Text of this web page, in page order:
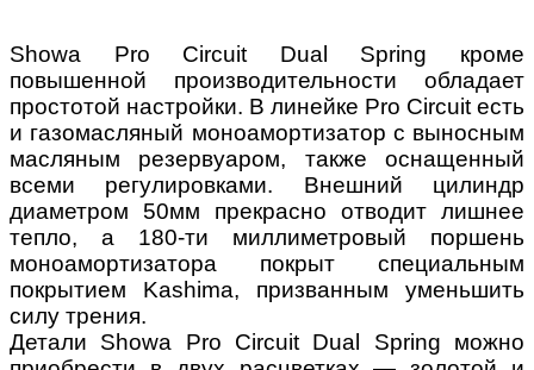
Showa Pro Circuit Dual Spring кроме
повышенной производительности обладает
простотой настройки. В линейке Pro Circuit есть
и газомасляный моноамортизатор с выносным
масляным резервуаром, также оснащенный
всеми регулировками. Внешний цилиндр
диаметром 50мм прекрасно отводит лишнее
тепло, а 180-ти миллиметровый поршень
моноамортизатора покрыт специальным
покрытием Kashima, призванным уменьшить
силу трения.
Детали Showa Pro Circuit Dual Spring можно